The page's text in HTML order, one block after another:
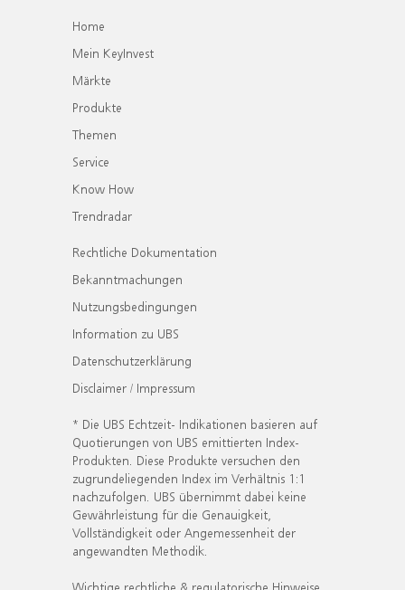
Home
Mein KeyInvest
Märkte
Produkte
Themen
Service
Know How
Trendradar
Rechtliche Dokumentation
Bekanntmachungen
Nutzungsbedingungen
Information zu UBS
Datenschutzerklärung
Disclaimer / Impressum
* Die UBS Echtzeit- Indikationen basieren auf
Quotierungen von UBS emittierten Index-
Produkten. Diese Produkte versuchen den
zugrundeliegenden Index im Verhältnis 1:1
nachzufolgen. UBS übernimmt dabei keine
Gewährleistung für die Genauigkeit,
Vollständigkeit oder Angemessenheit der
angewandten Methodik.